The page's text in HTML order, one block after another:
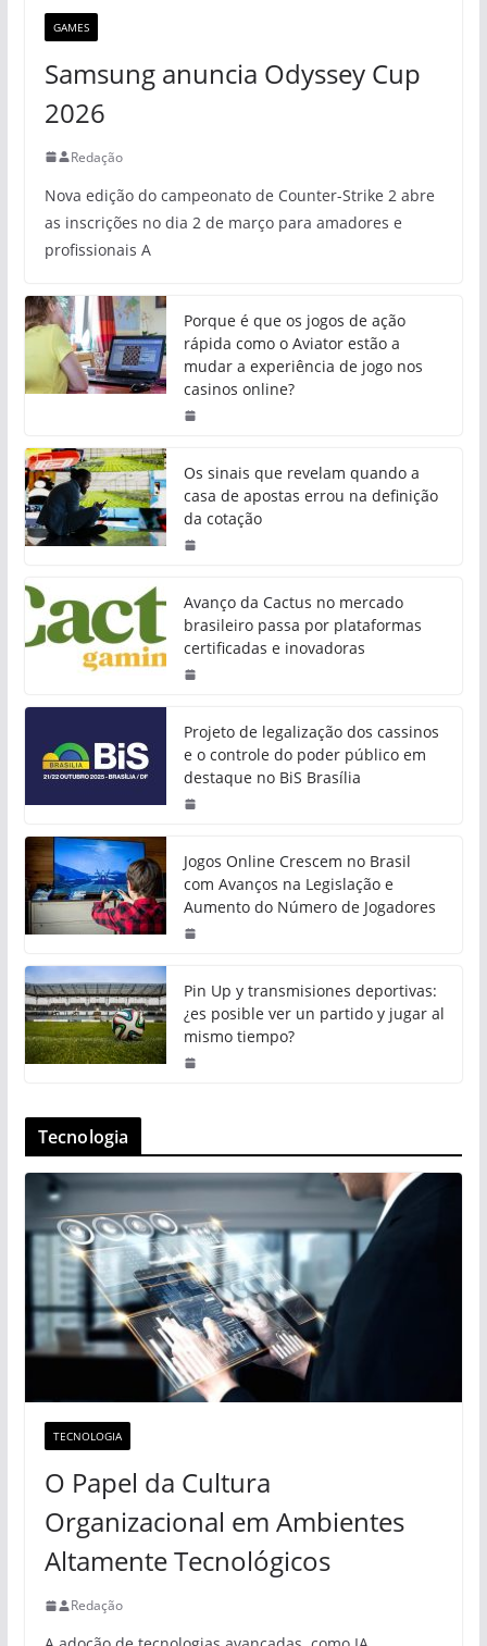
GAMES
Samsung anuncia Odyssey Cup
2026
Redação
Nova edição do campeonato de Counter-Strike 2 abre
as inscrições no dia 2 de março para amadores e
profissionais A
Porque é que os jogos de ação
rápida como o Aviator estão a
mudar a experiência de jogo nos
casinos online?
Os sinais que revelam quando a
casa de apostas errou na definição
da cotação
Avanço da Cactus no mercado
brasileiro passa por plataformas
certificadas e inovadoras
Projeto de legalização dos cassinos
e o controle do poder público em
destaque no BiS Brasília
Jogos Online Crescem no Brasil
com Avanços na Legislação e
Aumento do Número de Jogadores
Pin Up y transmisiones deportivas:
¿es posible ver un partido y jugar al
mismo tiempo?
Tecnologia
TECNOLOGIA
O Papel da Cultura
Organizacional em Ambientes
Altamente Tecnológicos
Redação